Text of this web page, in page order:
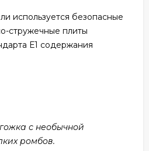
используется безопасные
стружечные плиты
Е1 содержания
с необычной
ромбов.